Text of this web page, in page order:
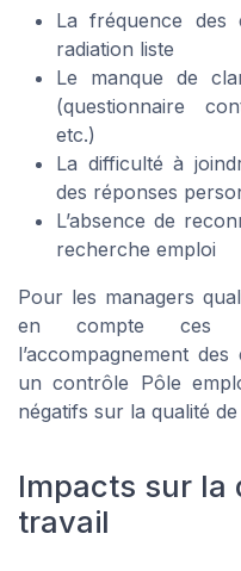
La fréquence des
radiation liste
Le manque de
(questionnaire
etc.)
La difficulté à
des réponses
L’absence de
recherche emploi
Pour les managers
en compte ces
l’accompagnement
un contrôle Pôle
négatifs sur la qualité
Impacts sur la
travail